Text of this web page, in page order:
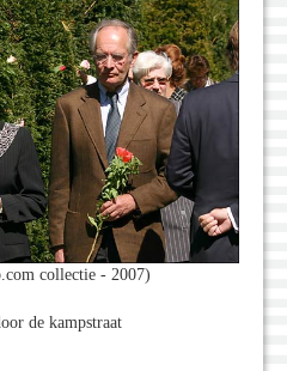
collectie - 2007)
de kampstraat